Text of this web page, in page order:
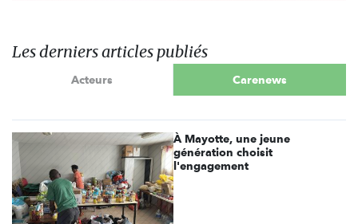
Les derniers articles publiés
Acteurs Carenews
À Mayotte, une jeune
génération choisit
l'engagement